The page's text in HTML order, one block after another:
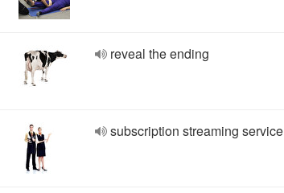
reveal the ending
subscription streaming service